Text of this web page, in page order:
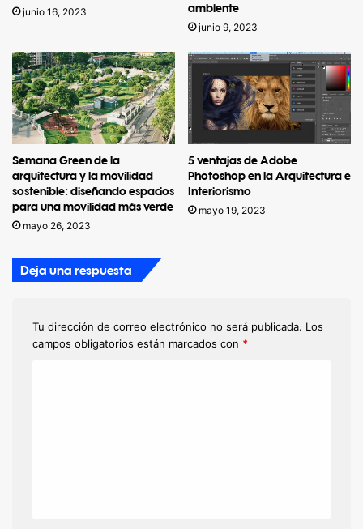
junio 16, 2023 ambiente
junio 9, 2023
Semana Green de la
arquitectura y la movilidad
sostenible: diseñando espacios
para una movilidad más verde
mayo 26, 2023
5 ventajas de Adobe
Photoshop en la Arquitectura e
Interiorismo
mayo 19, 2023
Deja una respuesta
Tu dirección de correo electrónico no será publicada. Los
campos obligatorios están marcados con *